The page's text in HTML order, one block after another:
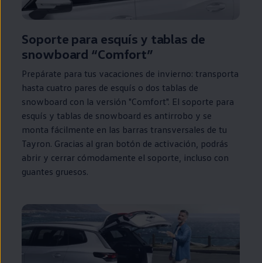
Soporte para esquís y tablas de
snowboard “Comfort”
Prepárate para tus vacaciones de invierno: transporta
hasta cuatro pares de esquís o dos tablas de
snowboard con la versión "Comfort". El soporte para
esquís y tablas de snowboard es antirrobo y se
monta fácilmente en las barras transversales de tu
Tayron. Gracias al gran botón de activación, podrás
abrir y cerrar cómodamente el soporte, incluso con
guantes gruesos.